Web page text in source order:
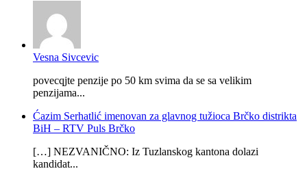
Vesna Sivcevic
povecqjte penzije po 50 km svima da se sa velikim
penzijama...
Ćazim Serhatlić imenovan za glavnog tužioca Brčko distrikta
BiH – RTV Puls Brčko
[…] NEZVANIČNO: Iz Tuzlanskog kantona dolazi
kandidat...